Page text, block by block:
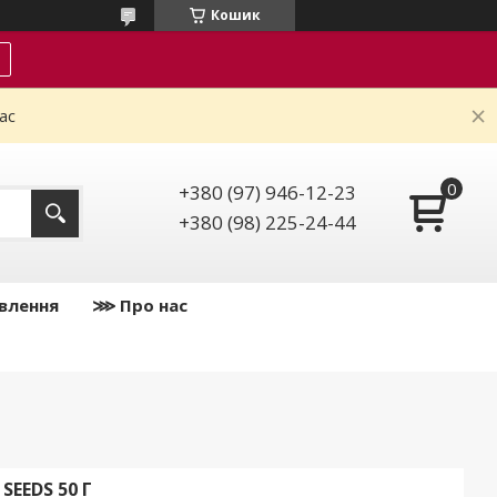
Кошик
+380 (97) 946-12-23
+380 (98) 225-24-44
⋙ Про нас
50 Г